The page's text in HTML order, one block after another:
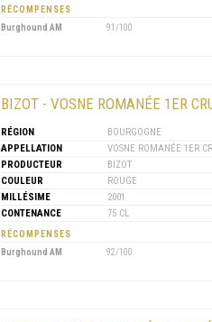
RÉCOMPENSES
Burghound AM
91/100
BIZOT - VOSNE ROMANÉE 1ER
RÉGION
BOURGOGNE
APPELLATION
VOSNE ROMANÉE 1ER
PRODUCTEUR
BIZOT
COULEUR
ROUGE
MILLÉSIME
2001
CONTENANCE
75 CL
RÉCOMPENSES
Burghound AM
92/100